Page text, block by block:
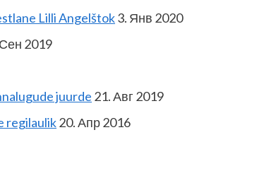
Lilli Angelštok3. Янв 2020
2019
juurde 21. Авг 2019
regilaulik20. Апр 2016